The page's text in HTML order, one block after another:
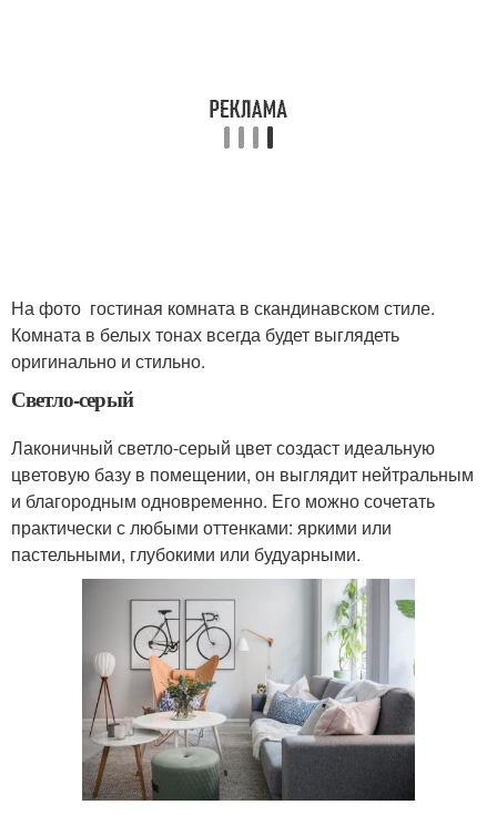
На фото гостиная комната в скандинавском стиле.
Комната в белых тонах всегда будет выглядеть
оригинально и стильно.
Светло-серый
Лаконичный светло-серый цвет создаст идеальную
цветовую базу в помещении, он выглядит нейтральным
и благородным одновременно. Его можно сочетать
практически с любыми оттенками: яркими или
пастельными, глубокими или будуарными.